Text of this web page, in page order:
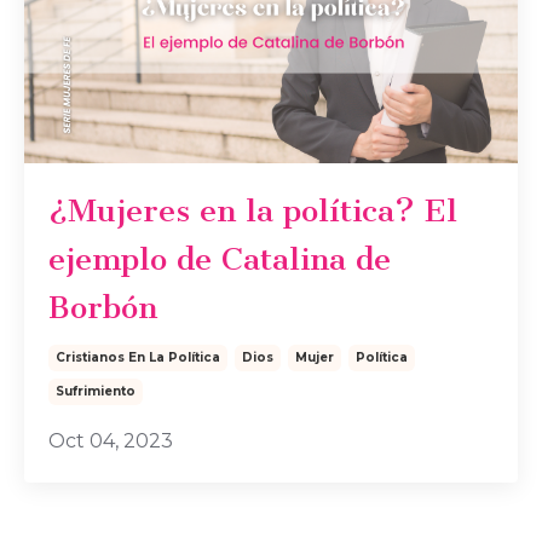
¿Mujeres en la política? El
ejemplo de Catalina de
Borbón
Cristianos En La Política Dios Mujer Política
Sufrimiento
Oct 04, 2023